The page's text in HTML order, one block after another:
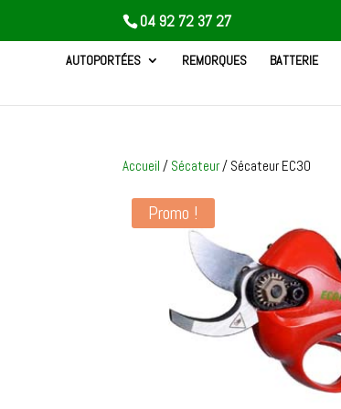
04 92 72 37 27
AUTOPORTÉES REMORQUES BATTERIE
Accueil / Sécateur/ Sécateur EC30
Promo !